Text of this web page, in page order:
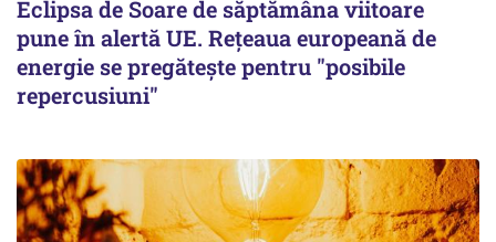
Eclipsa de Soare de săptămâna viitoare
pune în alertă UE. Rețeaua europeană de
energie se pregătește pentru "posibile
repercusiuni"